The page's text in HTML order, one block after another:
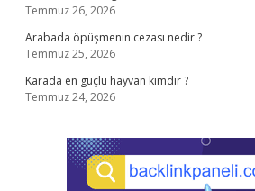
Temmuz 26, 2026
Arabada öpüşmenin cezası nedir ?
Temmuz 25, 2026
Karada en güçlü hayvan kimdir ?
Temmuz 24, 2026